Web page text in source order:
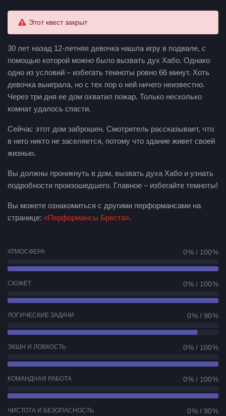
Этот квест закрыт
30 лет назад 12-летняя девочка нашла игру в подвале, с
помощью которой можно было вызвать дух Хабо. Однако
одно из условий – избегать темноты ровно 66 минут. Хоть
девочка выиграла, но с тех пор о ней ничего неизвестно.
Через три дня ее дом охватил пожар. Только несколько
комнат удалось спасти.
Сейчас этот дом заброшен. Смотритель рассказывает, что
в него никто не заселяется, потому что здание живет своей
жизнью.
Вы должны проникнуть в дом, вызвать духа Хабо и узнать
подробности произошедшего. Главное – избегайте темноты!
Вы можете ознакомиться с другими перформансами на
странице: «Перформансы Бреста».
АТМОСФЕРА 0 % / 100 %
СЮЖЕТ 0 % / 100 %
ЛОГИЧЕСКИЕ ЗАДАЧИ 0 % / 90 %
ЭКШН И ЛОВКОСТЬ 0 % / 100 %
КОМАНДНАЯ РАБОТА 0 % / 100 %
ЧИСТОТА И БЕЗОПАСНОСТЬ 0 % / 90 %